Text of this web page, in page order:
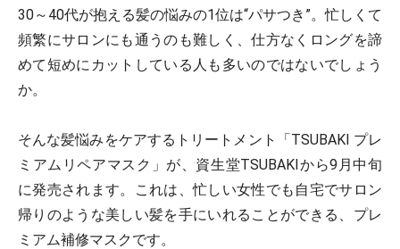
30～40代が抱える髪の悩みの1位は“パサつき”。忙しくて
頻繁にサロンにも通うのも難しく、仕方なくロングを諦
めて短めにカットしている人も多いのではないでしょう
か。
そんな髪悩みをケアするトリートメント「TSUBAKI プレ
ミアムリペアマスク」が、資生堂TSUBAKIから9月中旬
に発売されます。これは、忙しい女性でも自宅でサロン
帰りのような美しい髪を手にいれることができる、プレ
ミアム補修マスクです。